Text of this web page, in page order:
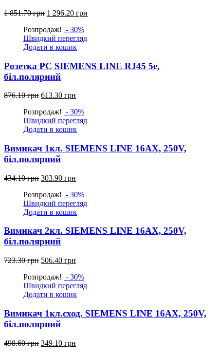
1 851.70грн Оригінальна
1
851.70
грн.
1 296.20 грн
Розпродаж! - 30%
Швидкий перегляд
Додати в кошик
Розетка РС SIEMENS LINE RJ45 5e,
біл.полярний
876.10грн Оригінальна
876.10
грн.
613.30 грн
613.30
грн.
Розпродаж! - 30%
Швидкий перегляд
Додати в кошик
Вимикач 1кл. SIEMENS LINE 16АХ, 250V,
біл.полярний
434.10грн Оригінальна
434.10
грн.
303.90 грн
303.90
грн.
Розпродаж! - 30%
Швидкий перегляд
Додати в кошик
Вимикач 2кл. SIEMENS LINE 16АХ, 250V,
біл.полярний
723.30грн Оригінальна
723.30
грн.
506.40 грн
506.40
грн.
Розпродаж! - 30%
Швидкий перегляд
Додати в кошик
Вимикач 1кл.сход. SIEMENS LINE 16АХ, 250V,
біл.полярний
498.60грн Оригінальна
349.10 грн